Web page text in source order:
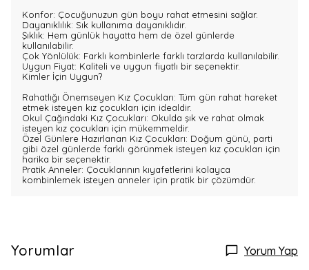
Konfor: Çocuğunuzun gün boyu rahat etmesini sağlar.
Dayanıklılık: Sık kullanıma dayanıklıdır.
Şıklık: Hem günlük hayatta hem de özel günlerde
kullanılabilir.
Çok Yönlülük: Farklı kombinlerle farklı tarzlarda kullanılabilir.
Uygun Fiyat: Kaliteli ve uygun fiyatlı bir seçenektir.
Kimler İçin Uygun?
Rahatlığı Önemseyen Kız Çocukları: Tüm gün rahat hareket
etmek isteyen kız çocukları için idealdir.
Okul Çağındaki Kız Çocukları: Okulda şık ve rahat olmak
isteyen kız çocukları için mükemmeldir.
Özel Günlere Hazırlanan Kız Çocukları: Doğum günü, parti
gibi özel günlerde farklı görünmek isteyen kız çocukları için
harika bir seçenektir.
Pratik Anneler: Çocuklarının kıyafetlerini kolayca
kombinlemek isteyen anneler için pratik bir çözümdür.
Yorumlar Yorum Yap